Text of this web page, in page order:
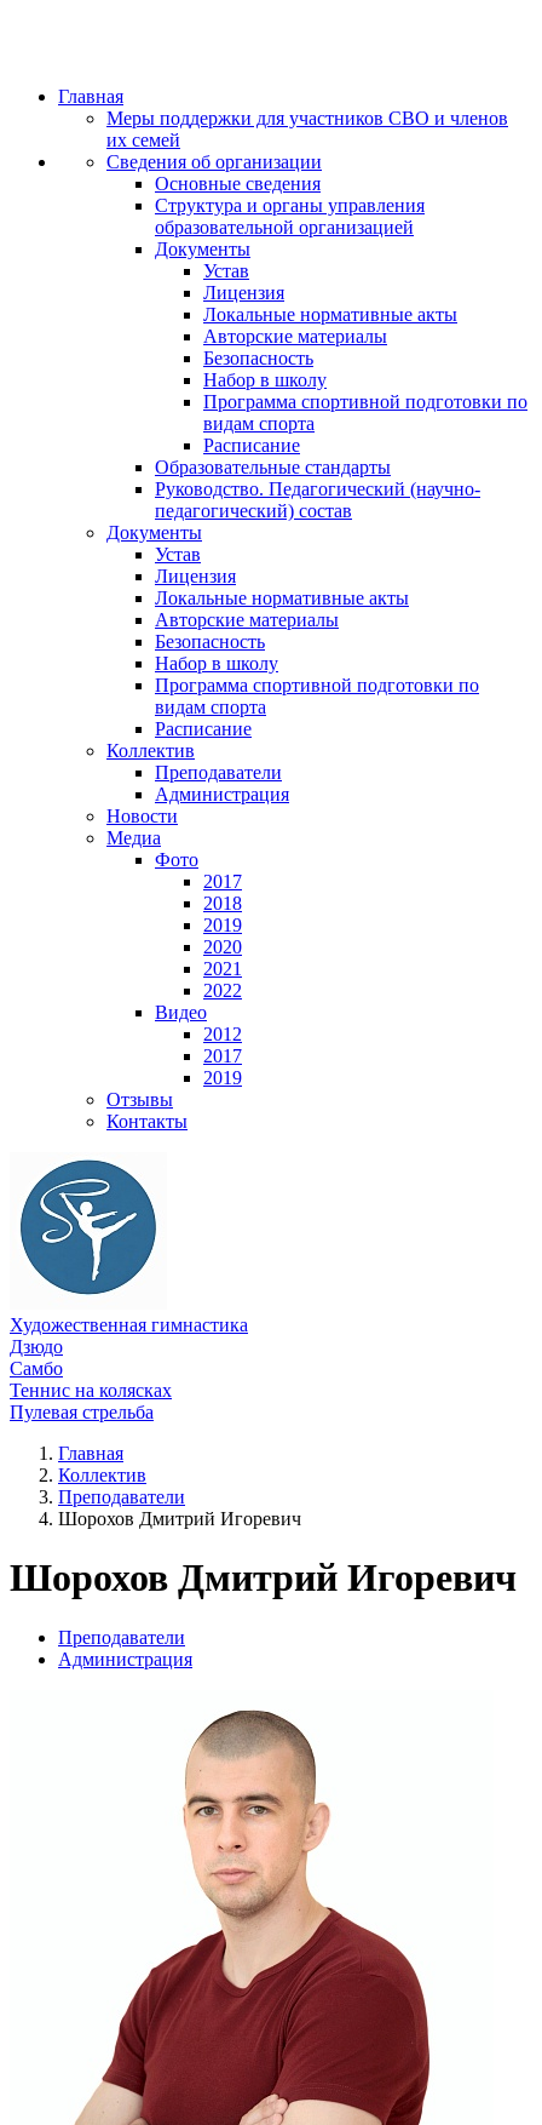
Главная
Меры поддержки для участников СВО и членов
их семей
Сведения об организации
Основные сведения
Структура и органы управления
образовательной организацией
Документы
Устав
Лицензия
Локальные нормативные акты
Авторские материалы
Безопасность
Набор в школу
Программа спортивной подготовки по
видам спорта
Расписание
Образовательные стандарты
Руководство. Педагогический (научно-
педагогический) состав
Документы
Устав
Лицензия
Локальные нормативные акты
Авторские материалы
Безопасность
Набор в школу
Программа спортивной подготовки по
видам спорта
Расписание
Коллектив
Преподаватели
Администрация
Новости
Медиа
Фото
2017
2018
2019
2020
2021
2022
Видео
2012
2017
2019
Отзывы
Контакты
Художественная гимнастика
Дзюдо
Самбо
Теннис на колясках
Пулевая стрельба
Главная
Коллектив
Преподаватели
Шорохов Дмитрий Игоревич
Шорохов Дмитрий Игоревич
Преподаватели
Администрация